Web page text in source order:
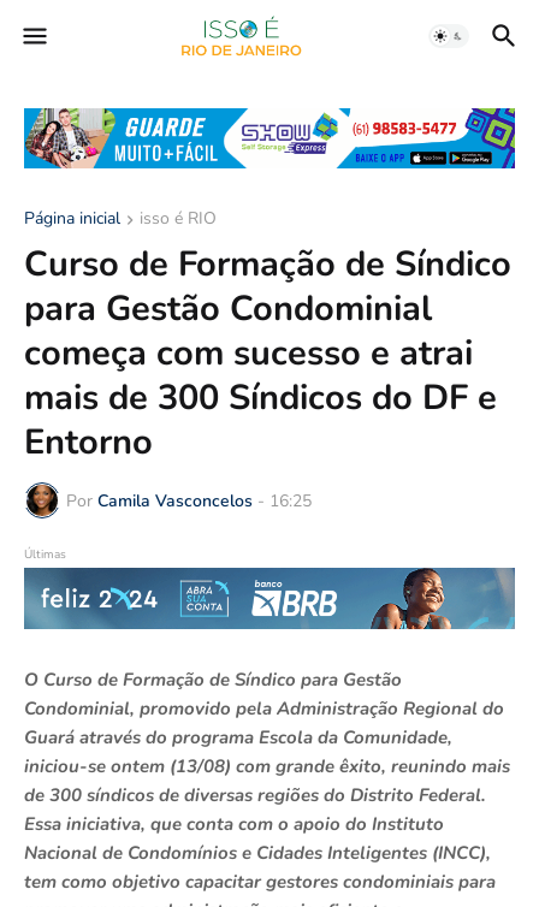
Página inicial isso é RIO
Curso de Formação de Síndico
para Gestão Condominial
começa com sucesso e atrai
mais de 300 Síndicos do DF e
Entorno
Por Camila Vasconcelos - 16:25
Últimas
O Curso de Formação de Síndico para Gestão
Condominial, promovido pela Administração Regional do
Guará através do programa Escola da Comunidade,
iniciou-se ontem (13/08) com grande êxito, reunindo mais
de 300 síndicos de diversas regiões do Distrito Federal.
Essa iniciativa, que conta com o apoio do Instituto
Nacional de Condomínios e Cidades Inteligentes (INCC),
tem como objetivo capacitar gestores condominiais para